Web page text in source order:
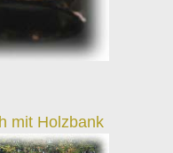
mit Holzbank